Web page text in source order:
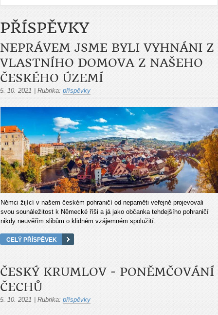
PŘÍSPĚVKY
NEPRÁVEM JSME BYLI VYHNÁNI Z
VLASTNÍHO DOMOVA Z NAŠEHO
ČESKÉHO ÚZEMÍ
5. 10. 2021 Rubrika: příspěvky
Němci žijící v našem českém pohraničí od nepaměti veřejně projevovali
svou sounáležitost k Německé říši a já jako občanka tehdejšího pohraničí
nikdy neuvěřím slibům o klidném vzájemném spolužití.
CELÝ PŘÍSPĚVEK
ČESKÝ KRUMLOV - PONĚMČOVÁNÍ
ČECHŮ
5. 10. 2021 Rubrika: příspěvky